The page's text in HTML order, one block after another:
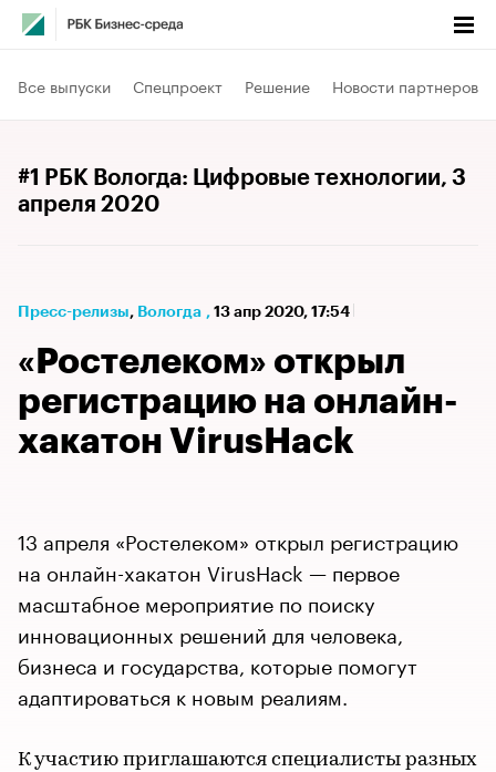
Все выпуски Спецпроект Решение Новости партнеров
#1 РБК Вологда: Цифровые технологии, 3
апреля 2020
Пресс-релизы⁠, Вологда , 13 апр 2020, 17:54
«Ростелеком» открыл
регистрацию на онлайн-
хакатон VirusHack
13 апреля «Ростелеком» открыл регистрацию
на онлайн-хакатон VirusHack — первое
масштабное мероприятие по поиску
инновационных решений для человека,
бизнеса и государства, которые помогут
адаптироваться к новым реалиям.
К участию приглашаются специалисты разных